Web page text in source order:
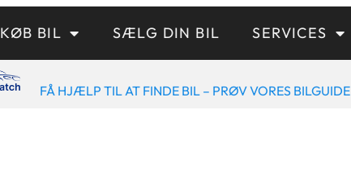
KØB BIL SÆLG DIN BIL SERVICES
FÅ HJÆLP TIL AT FINDE BIL – PRØV VORES BILGUIDE